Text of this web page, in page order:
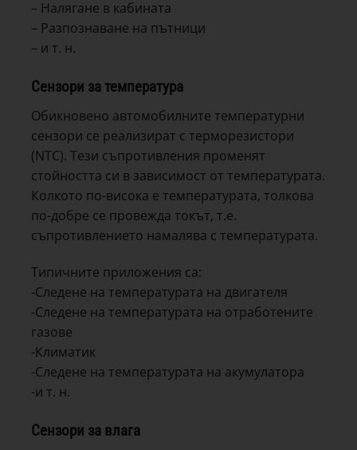
– Налягане в кабината
– Разпознаване на пътници
– и т. н.
Сензори за температура
Обикновено автомобилните температурни
сензори се реализират с терморезистори
(NTC). Тези съпротивления променят
стойността си в зависимост от температурата.
Колкото по-висока е температурата, толкова
по-добре се провежда токът, т.е.
съпротивлението намалява с температурата.
Типичните приложения са:
-Следене на температурата на двигателя
-Следене на температурата на отработените
газове
-Климатик
-Следене на температурата на акумулатора
-и т. н.
Сензори за влага